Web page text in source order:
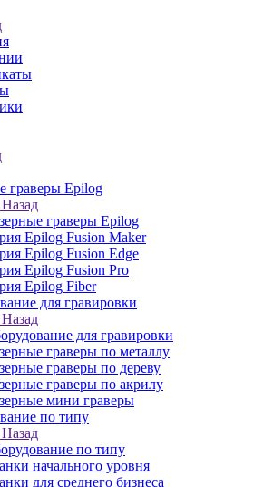
граверы Epilog
Назад
граверы Epilog
Epilog Fusion Maker
Epilog Fusion Edge
Epilog Fusion Pro
Epilog Fiber
для гравировки
Назад
для гравировки
граверы по металлу
граверы по дереву
граверы по акрилу
мини граверы
по типу
Назад
по типу
начального уровня
для среднего бизнеса